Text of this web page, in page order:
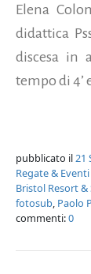
Elena
didattica
discesa in
tempo di 4’
pubblicato il21
Regate & Eventi
Bristol Resort &
fotosub, Paolo
commenti:0